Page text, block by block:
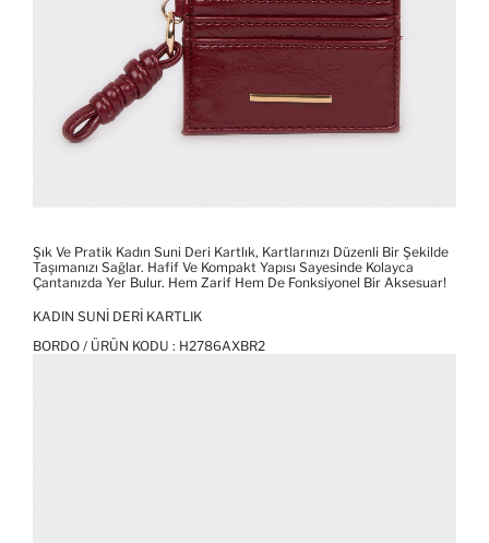
Şık Ve Pratik Kadın Suni Deri Kartlık, Kartlarınızı Düzenli Bir Şekilde
Taşımanızı Sağlar. Hafif Ve Kompakt Yapısı Sayesinde Kolayca
Çantanızda Yer Bulur. Hem Zarif Hem De Fonksiyonel Bir Aksesuar!
KADIN SUNI DERI KARTLIK
BORDO / ÜRÜN KODU : H2786AXBR2